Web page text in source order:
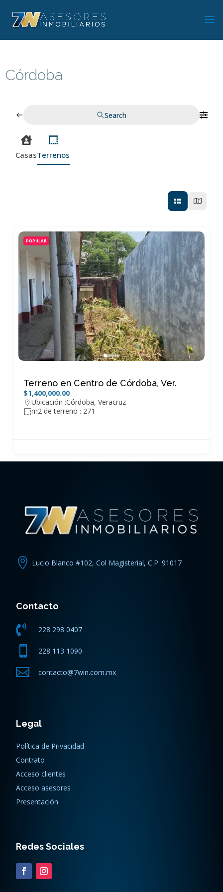
Córdoba
Search
CasasTerrenos
POPULAR
Terreno en Centro de Córdoba, Ver.
$1,400,000.00
Ubicación :Córdoba,Veracruz
m2 de terreno : 271
 Lucio Blanco #102, Col Magisterial, C.P. 91017
Contacto
 228 298 0407
 228 113 1090
 contacto@7win.com.mx
Legal
Política de Privacidad
Contrato
Acceso clientes
Acceso asesores
Presentación
Redes Sociales